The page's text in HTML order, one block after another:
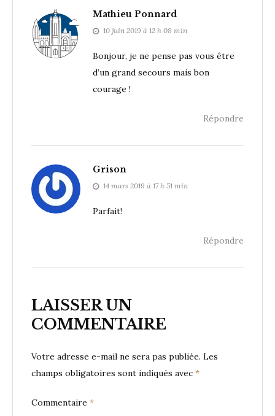
Mathieu Ponnard
10 juin 2019 à 12 h 08 min
Bonjour, je ne pense pas vous être
d’un grand secours mais bon
courage !
Répondre
Grison
14 mars 2019 à 17 h 51 min
Parfait!
Répondre
LAISSER UN
COMMENTAIRE
Votre adresse e-mail ne sera pas publiée. Les
champs obligatoires sont indiqués avec *
Commentaire *